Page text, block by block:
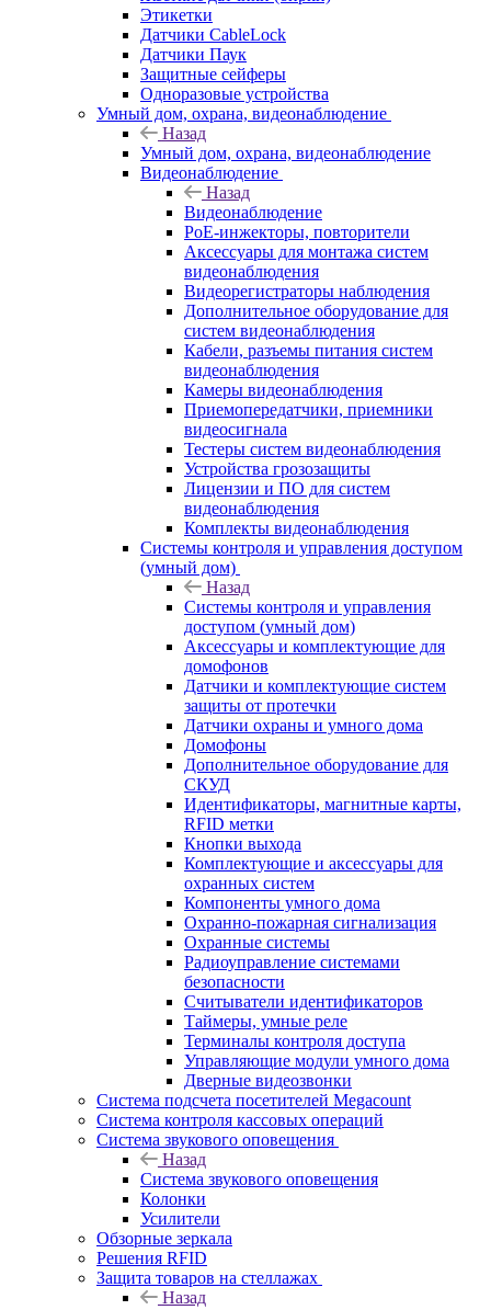
Этикетки
Датчики CableLock
Датчики Паук
Защитные сейферы
Одноразовые устройства
Умный дом, охрана, видеонаблюдение
Назад
Умный дом, охрана, видеонаблюдение
Видеонаблюдение
Назад
Видеонаблюдение
PoE-инжекторы, повторители
Аксессуары для монтажа систем
видеонаблюдения
Видеорегистраторы наблюдения
Дополнительное оборудование для
систем видеонаблюдения
Кабели, разъемы питания систем
видеонаблюдения
Камеры видеонаблюдения
Приемопередатчики, приемники
видеосигнала
Тестеры систем видеонаблюдения
Устройства грозозащиты
Лицензии и ПО для систем
видеонаблюдения
Комплекты видеонаблюдения
Системы контроля и управления доступом
(умный дом)
Назад
Системы контроля и управления
доступом (умный дом)
Аксессуары и комплектующие для
домофонов
Датчики и комплектующие систем
защиты от протечки
Датчики охраны и умного дома
Домофоны
Дополнительное оборудование для
СКУД
Идентификаторы, магнитные карты,
RFID метки
Кнопки выхода
Комплектующие и аксессуары для
охранных систем
Компоненты умного дома
Охранно-пожарная сигнализация
Охранные системы
Радиоуправление системами
безопасности
Считыватели идентификаторов
Таймеры, умные реле
Терминалы контроля доступа
Управляющие модули умного дома
Дверные видеозвонки
Система подсчета посетителей Megacount
Система контроля кассовых операций
Система звукового оповещения
Назад
Система звукового оповещения
Колонки
Усилители
Обзорные зеркала
Решения RFID
Защита товаров на стеллажах
Назад